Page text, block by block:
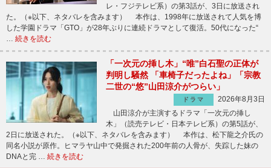
レ・フジテレビ系）の第3話が、3日に放送され
た。（※以下、ネタバレを含みます） 本作は、1998年に放送されて人気を博
した学園ドラマ「GTO」が28年ぶりに連続ドラマとして復活。50代になった“
… 続きを読む
「一次元の挿し木」“唯”白石聖の正体が
判明し騒然 「車椅子だったよね」「宗教
二世の“悠”山田涼介がつらい」
ドラマ
2026年8月3日
山田涼介が主演するドラマ「一次元の挿し
木」（読売テレビ・日本テレビ系）の第5話が、
2日に放送された。（※以下、ネタバレを含みます） 本作は、松下龍之介氏の
同名小説が原作。ヒマラヤ山中で発掘された200年前の人骨が、失踪した妹の
DNAと完 … 続きを読む